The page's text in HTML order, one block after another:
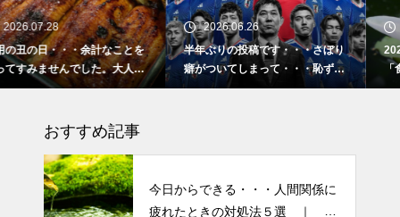
2026.06.26
半年ぶりの投稿です・・・さぼり
癖がついてしまって・・・恥ずか
しぃ～ (〃ﾉωﾉ)
2026.02.16
2026 今年初めての投稿・・
「食生活習慣の改善」が今年
ーマです。
おすすめ記事
今日からできる・・・人間関係に
疲れたときの対処法５選 ｜ 心